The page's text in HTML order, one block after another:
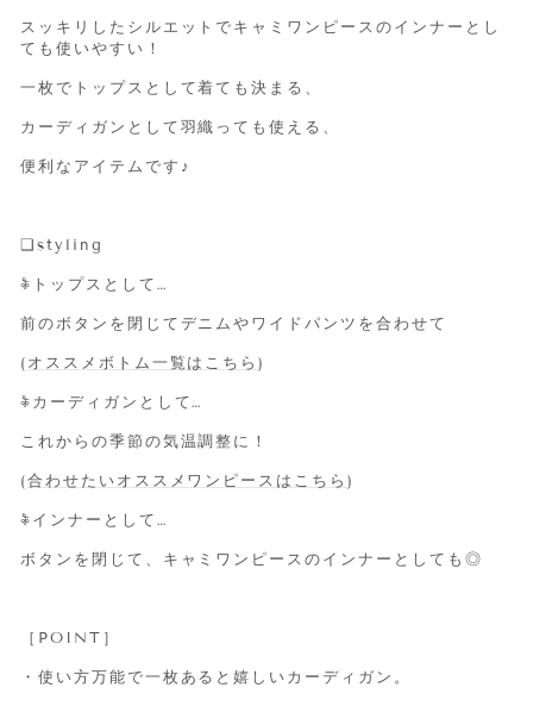
スッキリしたシルエットでキャミワンピースのインナーとし
ても使いやすい！
一枚でトップスとして着ても決まる、
カーディガンとして羽織っても使える、
便利なアイテムです♪
❑styling
𖦞 トップスとして…
前のボタンを閉じてデニムやワイドパンツを合わせて
(オススメボトム一覧はこちら)
𖦞カーディガンとして…
これからの季節の気温調整に！
(合わせたいオススメワンピースはこちら)
𖦞インナーとして…
ボタンを閉じて、キャミワンピースのインナーとしても◎
［POINT］
・使い方万能で一枚あると嬉しいカーディガン。